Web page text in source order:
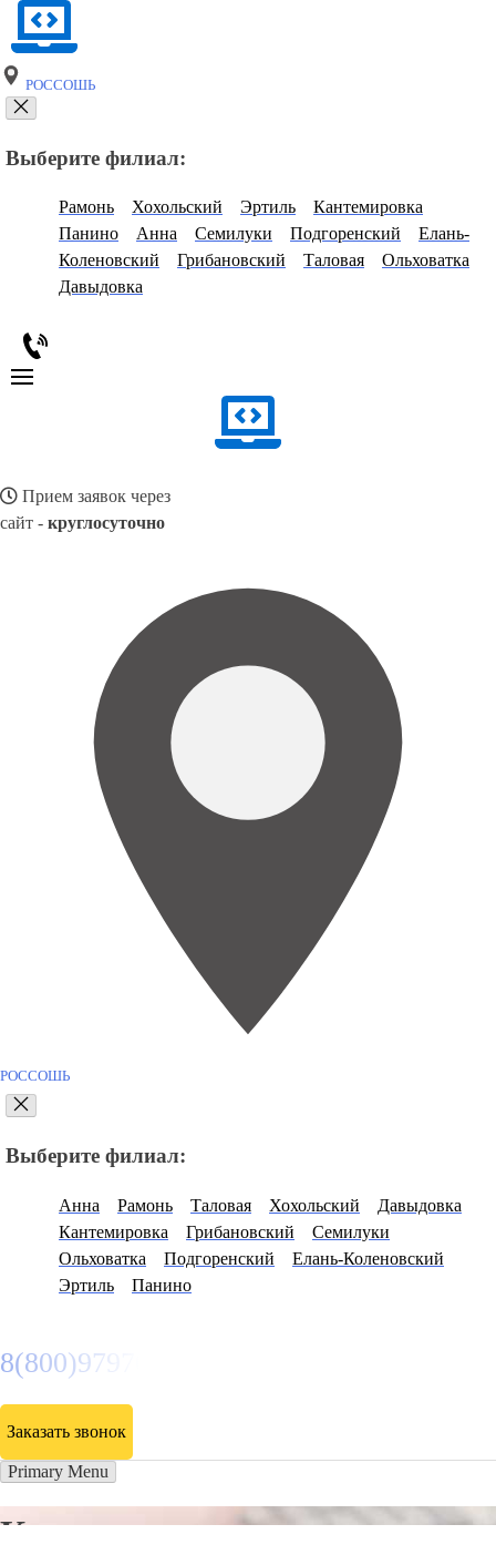
РОССОШЬ
Выберите филиал:
Рамонь Хохольский Эртиль
Кантемировка
Панино
Анна Семилуки Подгоренский
Елань-
Коленовский
Грибановский Таловая
Ольховатка
Давыдовка
Прием заявок через
сайт - круглосуточно
РОССОШЬ
Выберите филиал:
Анна Рамонь Таловая Хохольский
Давыдовка
Кантемировка
Грибановский
Семилуки
Ольховатка
Подгоренский
Елань-Коленовский
Эртиль
Панино
8(800)9797043
Заказать звонок
Primary Menu
Курсы программирования в